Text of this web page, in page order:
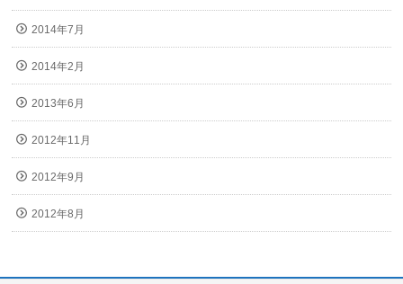
2014年7月
2014年2月
2013年6月
2012年11月
2012年9月
2012年8月